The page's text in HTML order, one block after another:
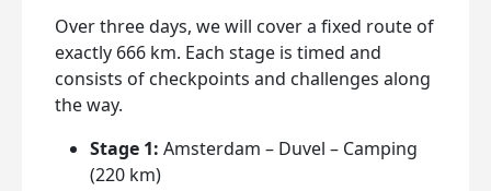
Over three days, we will cover a fixed route of
exactly 666 km. Each stage is timed and
consists of checkpoints and challenges along
the way.
Stage 1: Amsterdam – Duvel – Camping
(220 km)